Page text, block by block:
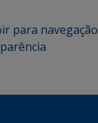
ir para navegação